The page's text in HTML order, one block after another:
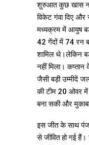
शुरुआत कुछ खास
विकेट गंवा दिए और
मध्यक्रम में आयुष
42 गेंदों में 74 रन
शामिल थे।लेकिन
नहीं मिला।
जैसी बड़ी उम्मीदें
की टीम 20 ओवर
बना सकी और
इस जीत के साथ
से जीवित हो गई